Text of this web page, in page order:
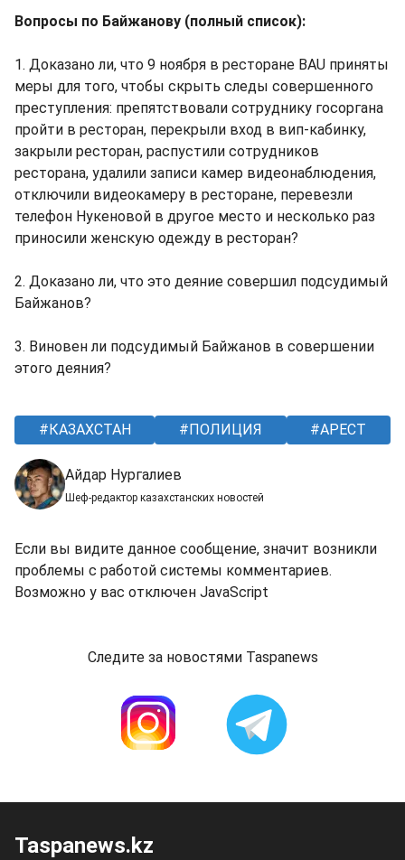
Вопросы по Байжанову (полный список):
1. Доказано ли, что 9 ноября в ресторане BAU приняты
меры для того, чтобы скрыть следы совершенного
преступления: препятствовали сотруднику госоргана
пройти в ресторан, перекрыли вход в вип-кабинку,
закрыли ресторан, распустили сотрудников
ресторана, удалили записи камер видеонаблюдения,
отключили видеокамеру в ресторане, перевезли
телефон Нукеновой в другое место и несколько раз
приносили женскую одежду в ресторан?
2. Доказано ли, что это деяние совершил подсудимый
Байжанов?
3. Виновен ли подсудимый Байжанов в совершении
этого деяния?
КАЗАХСТАН ПОЛИЦИЯ АРЕСТ
Айдар Нургалиев
Шеф-редактор казахстанских новостей
Если вы видите данное сообщение, значит возникли
проблемы с работой системы комментариев.
Возможно у вас отключен JavaScript
Следите за новостями Taspanews
Taspanews.kz